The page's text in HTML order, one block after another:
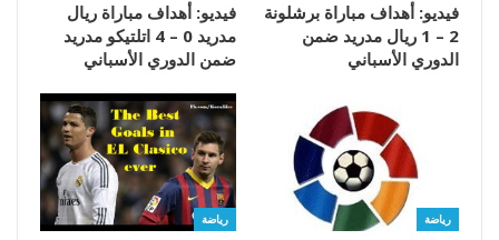
فيديو: أهداف مباراة برشلونة
2 – 1 ريال مدريد ضمن
الدوري الأسباني
فيديو: أهداف مباراة ريال
مدريد 0 – 4 اتلتيكو مدريد
ضمن الدوري الأسباني
رياضة رياضة